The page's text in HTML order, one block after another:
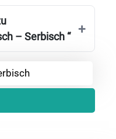
– Serbisch “